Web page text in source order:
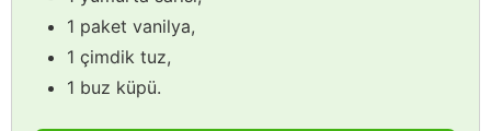
1 paket vanilya,
1 çimdik tuz,
1 buz küpü.